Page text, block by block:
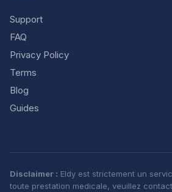
Support
FAQ
Privacy Policy
Terms
Blog
Guides
Disclaimer : Eldy est strictement un
toute prestation medicale, veuillez